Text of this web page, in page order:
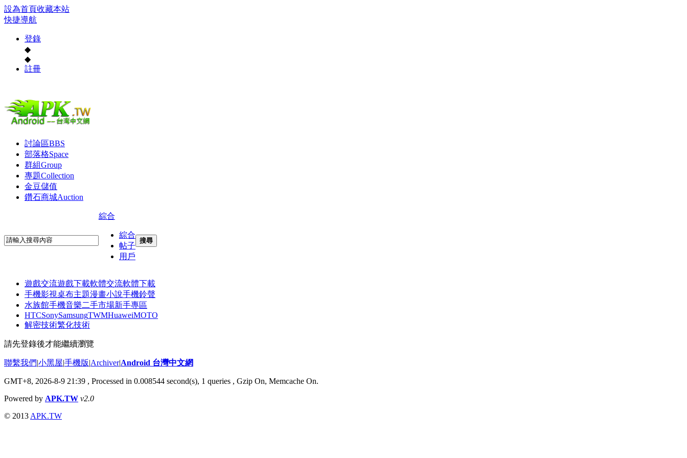
設為首頁收藏本站
快捷導航
登錄
◆
◆
註冊
討論區BBS
部落格Space
群組Group
專題Collection
金豆儲值
鑽石商城Auction
綜合
綜合
帖子
用戶
搜尋
遊戲交流遊戲下載軟體交流軟體下載
手機影視桌布主題漫畫小說手機鈴聲
水族館手機音樂二手市場新手專區
HTCSonySamsungTWMHuaweiMOTO
解密技術繁化技術
請先登錄後才能繼續瀏覽
聯繫我們|小黑屋|手機版|Archiver|Android 台灣中文網
GMT+8, 2026-8-9 21:39 , Processed in 0.008544 second(s), 1 queries , Gzip On, Memcache On.
Powered by APK.TW v2.0
© 2013 APK.TW